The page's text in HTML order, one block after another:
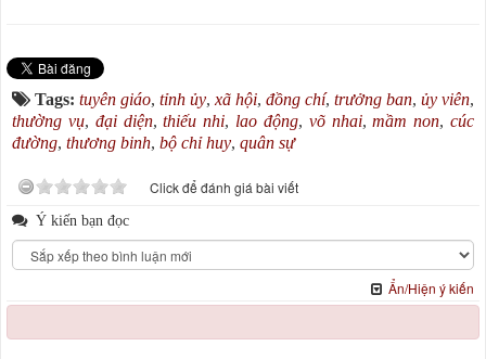
Tags: tuyên giáo, tỉnh ủy, xã hội, đồng chí, trưởng ban, ủy viên,
thường vụ, đại diện,thiếu nhi, lao động, võ nhai,mầm non,cúc
đường, thương binh, bộ chỉ huy, quân sự
Click để đánh giá bài viết
Ý kiến bạn đọc
Ẩn/Hiện ý kiến